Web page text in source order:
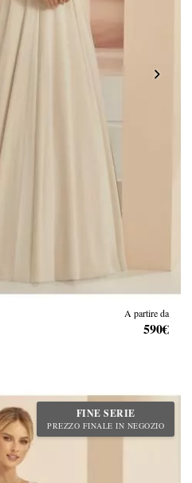
A partire da
590€
FINE SERIE
PREZZO FINALE IN NEGOZIO